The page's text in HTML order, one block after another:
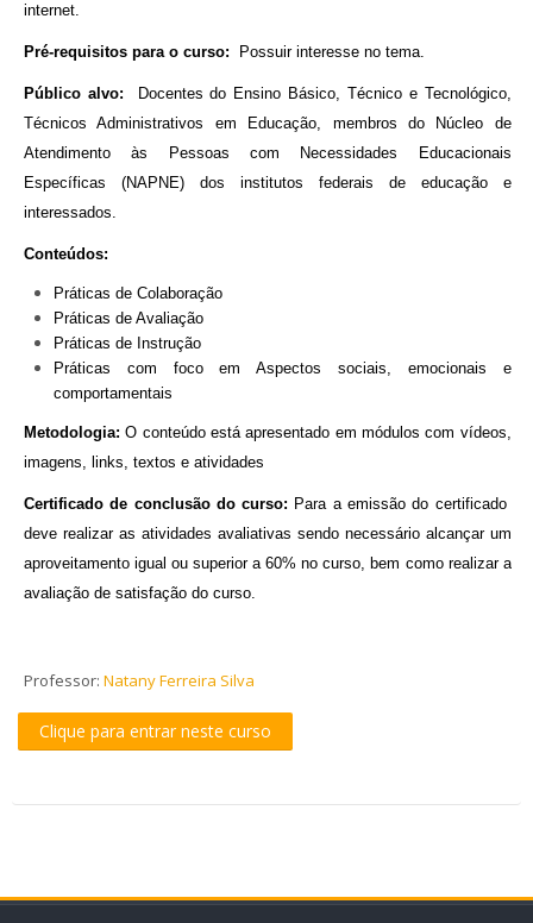
internet.
Pré-requisitos para o curso: Possuir interesse no tema.
Público alvo: Docentes do Ensino Básico, Técnico e Tecnológico,
Técnicos Administrativos em Educação, membros do Núcleo de
Atendimento às Pessoas com Necessidades Educacionais
Específicas (NAPNE) dos institutos federais de educação e
interessados.
Conteúdos:
Práticas de Colaboração
Práticas de Avaliação
Práticas de Instrução
Práticas com foco em Aspectos sociais, emocionais e
comportamentais
Metodologia: O conteúdo está apresentado em módulos com vídeos,
imagens, links, textos e atividades
Certificado de conclusão do curso: Para a emissão do certificado
deve realizar as atividades avaliativas sendo necessário alcançar um
aproveitamento igual ou superior a 60% no curso, bem como realizar a
avaliação de satisfação do curso.
Professor: Natany Ferreira Silva
Clique para entrar neste curso